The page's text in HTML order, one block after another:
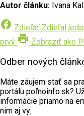
Autor článku: Ivana
facebook Zdieľať Zdieľal
prvý print Zobraziť ako
Odber nových
Máte záujem stať sa
portálu poľnoinfo.sk?
informácie priamo na
nim aj vy.